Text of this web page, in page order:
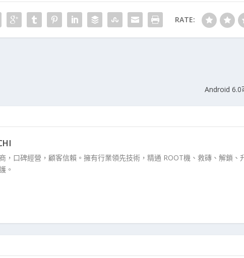
RATE:
Android 6.0
，口碑經營，顧客信賴。擁有行業領先技術，精通 ROOT機、救磚、解鎖、
。